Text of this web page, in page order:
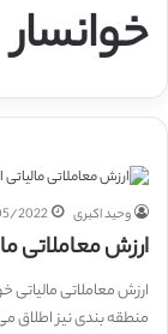
خوانسار
وحید اکبری 2022
ارزش معاملاتی
منطقه بندی نیز اطلاق